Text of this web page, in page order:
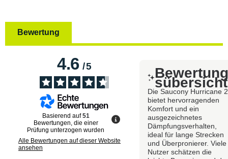
Bewertung
4.6/5
Basierend auf51
Bewertungen, die einer
Prüfung unterzogen wurden
Alle Bewertungen auf dieser Website
ansehen
sübersicht
Die Saucony Hurricane
bietet hervorragenden
Komfort und ein
ausgezeichnetes
Dämpfungsverhalten,
ideal für lange Strecken
und Überpronierer. Viele
Nutzer schätzen die